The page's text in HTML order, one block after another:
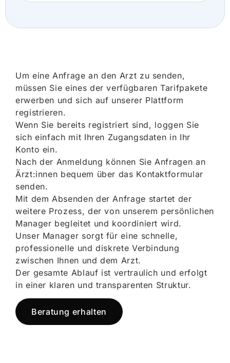
Um eine Anfrage an den Arzt zu senden,
müssen Sie eines der verfügbaren Tarifpakete
erwerben und sich auf unserer Plattform
registrieren.
Wenn Sie bereits registriert sind, loggen Sie
sich einfach mit Ihren Zugangsdaten in Ihr
Konto ein.
Nach der Anmeldung können Sie Anfragen an
Ärzt:innen bequem über das Kontaktformular
senden.
Mit dem Absenden der Anfrage startet der
weitere Prozess, der von unserem persönlichen
Manager begleitet und koordiniert wird.
Unser Manager sorgt für eine schnelle,
professionelle und diskrete Verbindung
zwischen Ihnen und dem Arzt.
Der gesamte Ablauf ist vertraulich und erfolgt
in einer klaren und transparenten Struktur.
Beratung erhalten